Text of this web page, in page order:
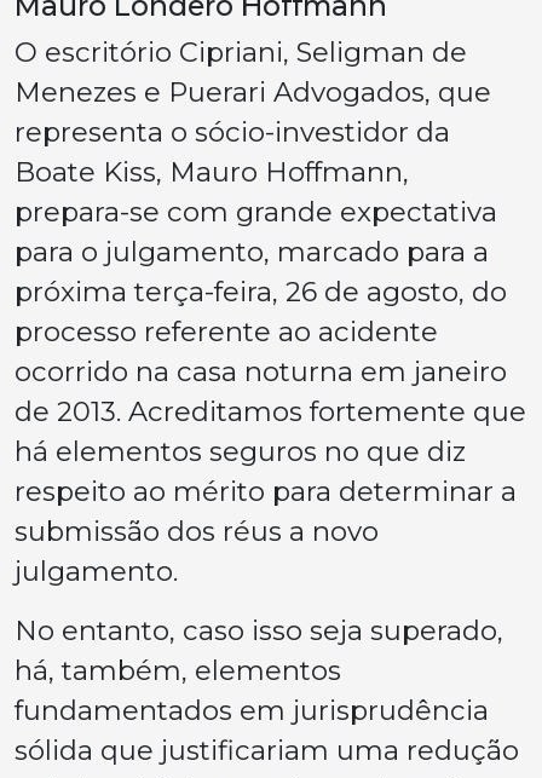
O escritório Cipriani, Seligman de
Menezes e Puerari Advogados, que
representa o sócio-investidor da
Boate Kiss, Mauro Hoffmann,
prepara-se com grande expectativa
para o julgamento, marcado para a
próxima terça-feira, 26 de agosto, do
processo referente ao acidente
ocorrido na casa noturna em janeiro
de 2013. Acreditamos fortemente que
há elementos seguros no que diz
respeito ao mérito para determinar a
submissão dos réus a novo
julgamento.
No entanto, caso isso seja superado,
há, também, elementos
fundamentados em jurisprudência
sólida que justificariam uma redução